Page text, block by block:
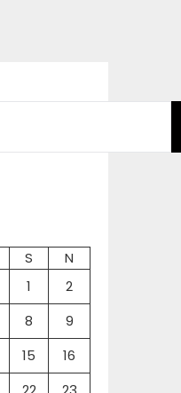
S
N
1
2
8
9
15
16